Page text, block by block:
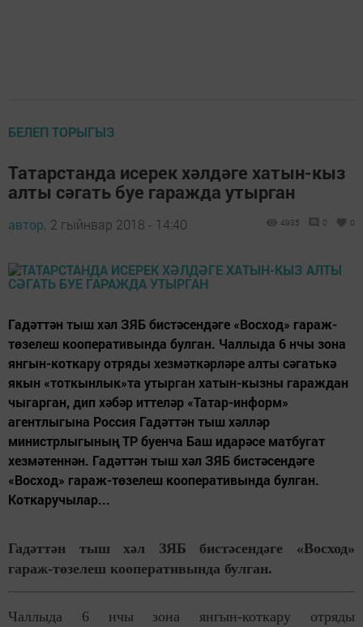
БЕЛЕП ТОРЫГЫЗ
Татарстанда исерек хәлдәге хатын-кыз
алты сәгать буе гаражда утырган
автор, 2 гыйнвар 2018 - 14:40 4935 0 0
Гадәттән тыш хәл ЗЯБ бистәсендәге «Восход» гараж-
төзелеш кооперативында булган. Чаллыда 6 нчы зона
янгын-коткару отряды хезмәткәрләре алты сәгатькә
якын «тоткынлык»та утырган хатын-кызны гараждан
чыгарган, дип хәбәр иттеләр «Татар-информ»
агентлыгына Россия Гадәттән тыш хәлләр
министрлыгының ТР буенча Баш идарәсе матбугат
хезмәтеннән. Гадәттән тыш хәл ЗЯБ бистәсендәге
«Восход» гараж-төзелеш кооперативында булган.
Коткаручылар...
Гадәттән тыш хәл ЗЯБ бистәсендәге «Восход»
гараж-төзелеш кооперативында булган.
Чаллыда 6 нчы зона янгын-коткару отряды